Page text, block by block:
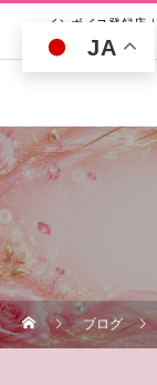
インボイス登録店
ブログ
JA